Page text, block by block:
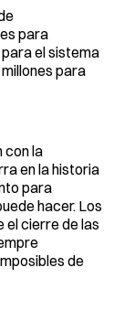
para
el sistema
para
con la
en la historia
para
hacer. Los
el cierre de las
de